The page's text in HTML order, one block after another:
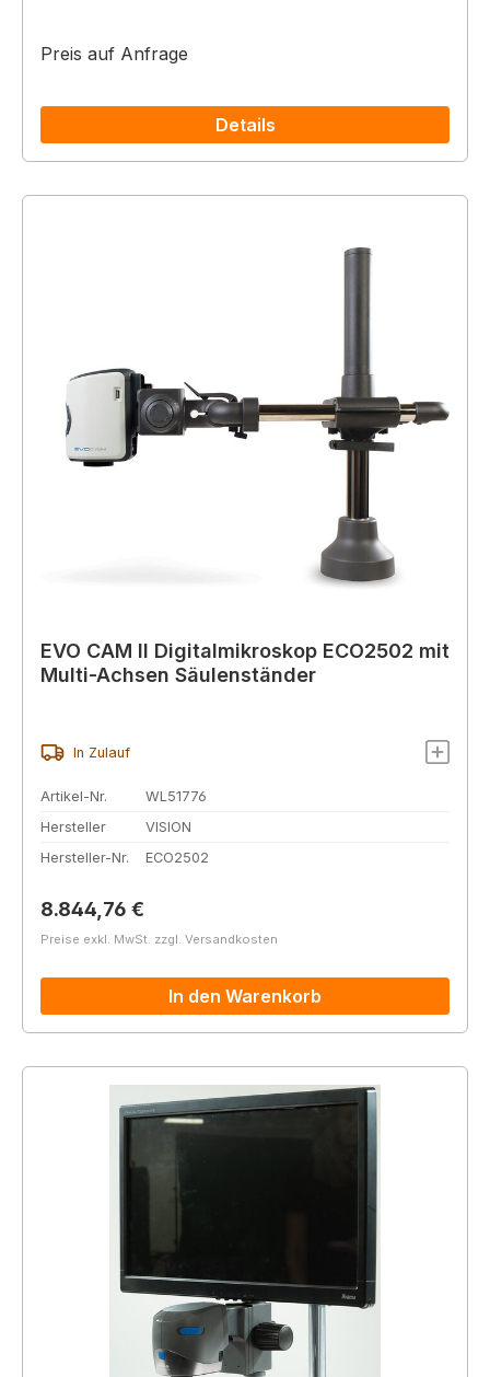
Preis auf Anfrage
Details
EVO CAM II Digitalmikroskop ECO2502 mit
Multi-Achsen Säulenständer
In Zulauf
Artikel-Nr.
WL51776
Hersteller
VISION
Hersteller-Nr.
ECO2502
Regulärer Preis:
8.844,76 €
Preise exkl. MwSt. zzgl. Versandkosten
In den Warenkorb